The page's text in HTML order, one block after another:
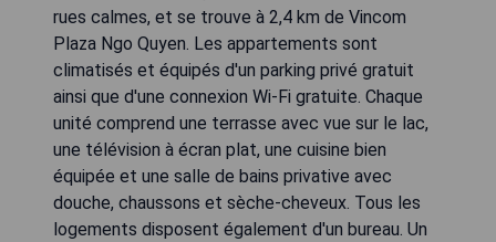
rues calmes, et se trouve à 2,4 km de Vincom
Plaza Ngo Quyen. Les appartements sont
climatisés et équipés d'un parking privé gratuit
ainsi que d'une connexion Wi-Fi gratuite. Chaque
unité comprend une terrasse avec vue sur le lac,
une télévision à écran plat, une cuisine bien
équipée et une salle de bains privative avec
douche, chaussons et sèche-cheveux. Tous les
logements disposent également d'un bureau. Un